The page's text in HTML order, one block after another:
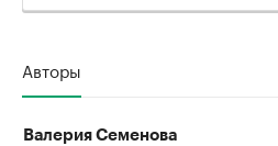
Авторы
Валерия Семенова